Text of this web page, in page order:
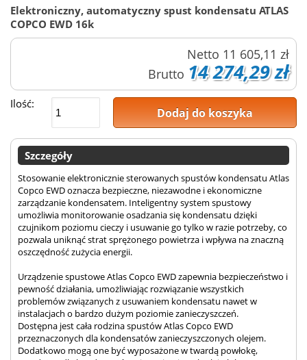
Elektroniczny, automatyczny spust kondensatu ATLAS
COPCO EWD 16k
Netto 11 605,11 zł
Brutto 14 274,29 zł
Ilość:
Dodaj do koszyka
Szczegóły
Stosowanie elektronicznie sterowanych spustów kondensatu Atlas
Copco EWD oznacza bezpieczne, niezawodne i ekonomiczne
zarządzanie kondensatem. Inteligentny system spustowy
umożliwia monitorowanie osadzania się kondensatu dzięki
czujnikom poziomu cieczy i usuwanie go tylko w razie potrzeby, co
pozwala uniknąć strat sprężonego powietrza i wpływa na znaczną
oszczędność zużycia energii.
Urządzenie spustowe Atlas Copco EWD zapewnia bezpieczeństwo i
pewność działania, umożliwiając rozwiązanie wszystkich
problemów związanych z usuwaniem kondensatu nawet w
instalacjach o bardzo dużym poziomie zanieczyszczeń.
Dostępna jest cała rodzina spustów Atlas Copco EWD
przeznaczonych dla kondensatów zanieczyszczonych olejem.
Dodatkowo mogą one być wyposażone w twardą powłokę,